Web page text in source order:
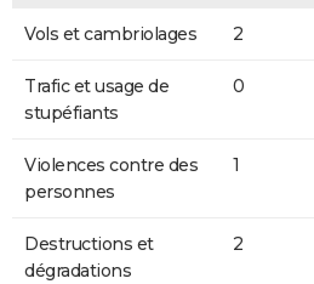
Vols et cambriolages 2
Trafic et usage de
stupéfiants
0
Violences contre des
personnes
1
Destructions et
dégradations
2